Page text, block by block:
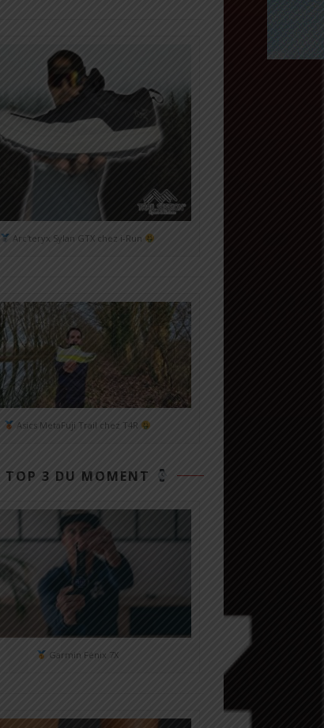
Arc'teryx Sylan GTX chez i-Run
Asics MetaFuji Trail chez T4R
TOP 3 DU MOMENT
Garmin Fénix 7X